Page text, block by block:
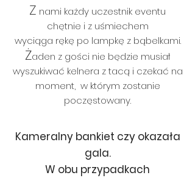
Z nami każdy uczestnik eventu
chętnie i z uśmiechem
wyciąga rękę po lampkę z bąbelkami.
Żaden z gości nie będzie musiał
wyszukiwać kelnera z tacą i czekać na
moment, w którym zostanie
poczęstowany.
Kameralny bankiet czy okazała
gala.
W obu przypadkach